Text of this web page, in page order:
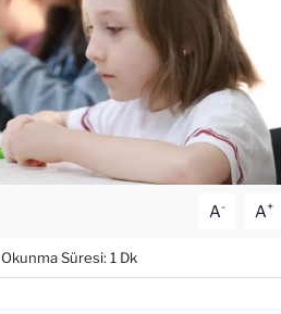
A- A+
Okunma Süresi: 1 Dk